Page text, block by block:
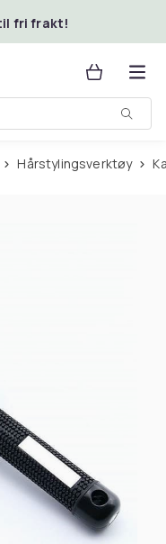
fri frakt!
Hårstylingsverktøy